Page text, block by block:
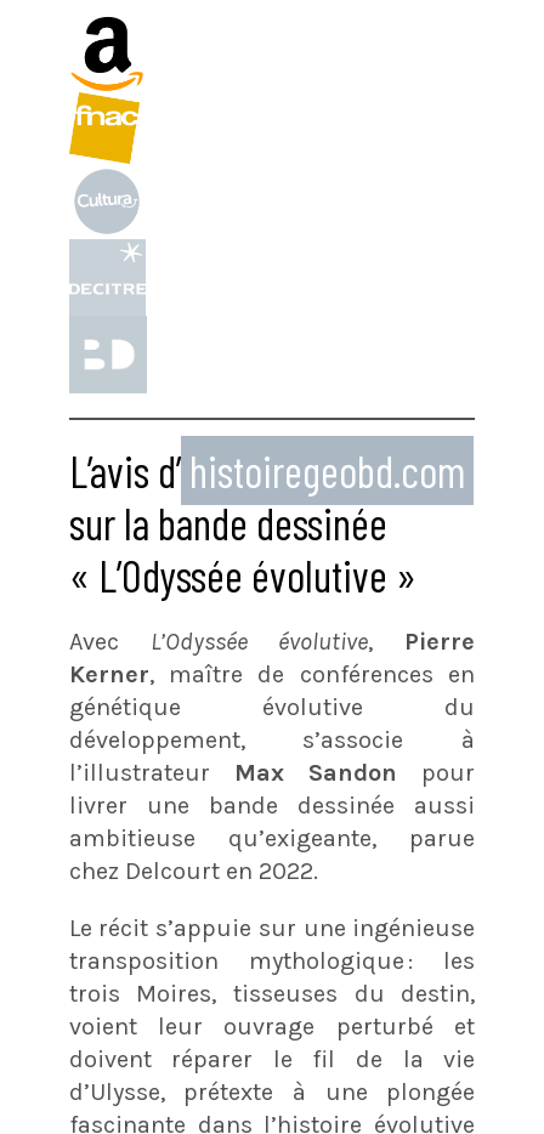
L’avis d’ histoiregeobd.com
sur la bande dessinée
« L’Odyssée évolutive »
Avec L’Odyssée évolutive, Pierre
Kerner, maître de conférences en
génétique évolutive du
développement, s’associe à
l’illustrateur Max Sandon pour
livrer une bande dessinée aussi
ambitieuse qu’exigeante, parue
chez Delcourt en 2022.
Le récit s’appuie sur une ingénieuse
transposition mythologique : les
trois Moires, tisseuses du destin,
voient leur ouvrage perturbé et
doivent réparer le fil de la vie
d’Ulysse, prétexte à une plongée
fascinante dans l’histoire évolutive